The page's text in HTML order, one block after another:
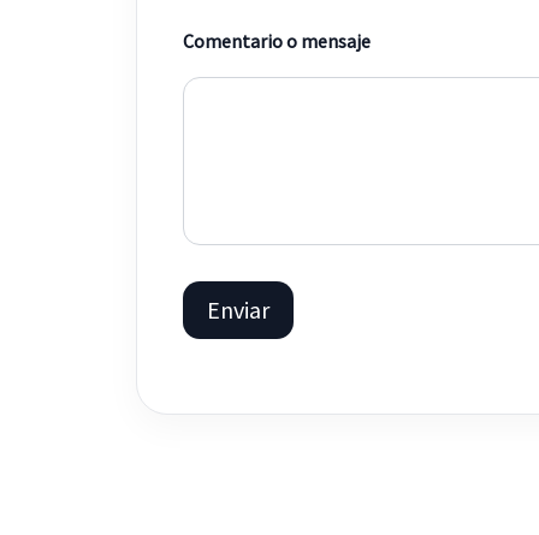
b
r
e
Comentario o mensaje
Enviar